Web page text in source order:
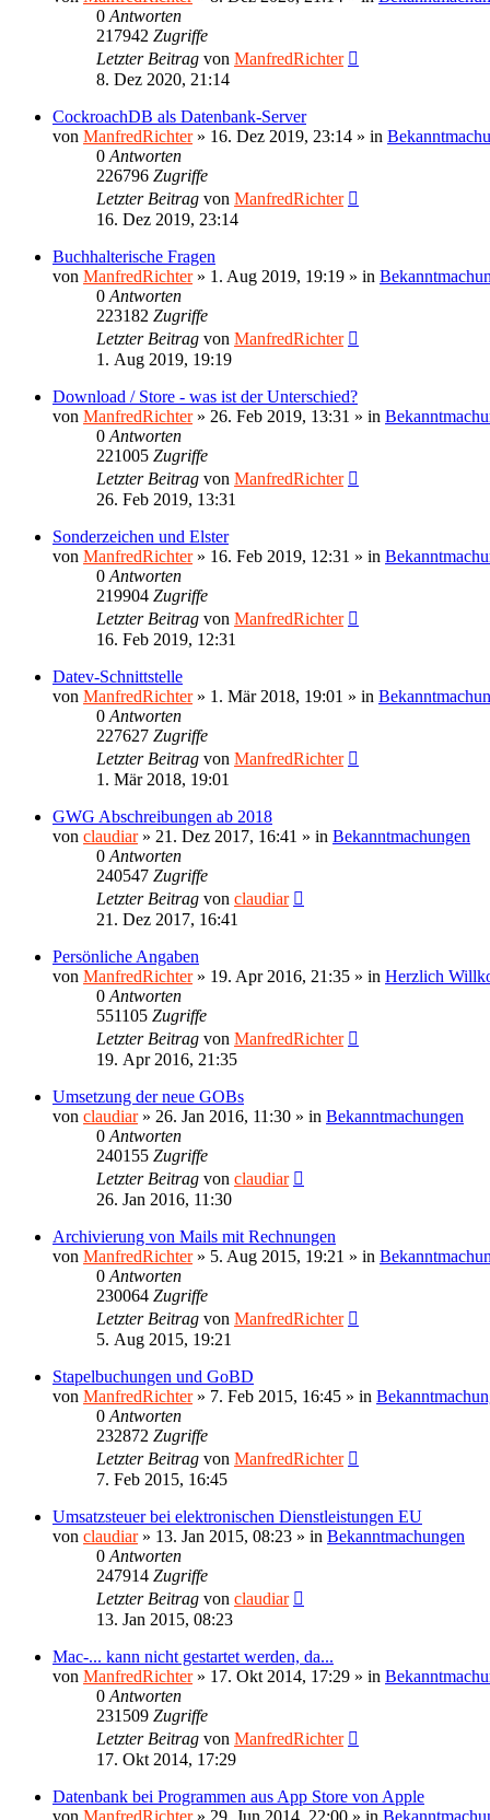
0 Antworten
217942 Zugriffe
Letzter Beitrag von ManfredRichter
8. Dez 2020, 21:14
CockroachDB als Datenbank-Server
von ManfredRichter» 16. Dez 2019, 23:14 » in
0 Antworten
226796 Zugriffe
Letzter Beitrag von ManfredRichter
16. Dez 2019, 23:14
Buchhalterische Fragen
von ManfredRichter» 1. Aug 2019, 19:19 » in
0 Antworten
223182 Zugriffe
Letzter Beitrag von ManfredRichter
1. Aug 2019, 19:19
Download / Store - was ist der Unterschied?
von ManfredRichter» 26. Feb 2019, 13:31 » in
0 Antworten
221005 Zugriffe
Letzter Beitrag von ManfredRichter
26. Feb 2019, 13:31
Sonderzeichen und Elster
von ManfredRichter» 16. Feb 2019, 12:31 » in
0 Antworten
219904 Zugriffe
Letzter Beitrag von ManfredRichter
16. Feb 2019, 12:31
Datev-Schnittstelle
von ManfredRichter» 1. Mär 2018, 19:01 » in
0 Antworten
227627 Zugriffe
Letzter Beitrag von ManfredRichter
1. Mär 2018, 19:01
GWG Abschreibungen ab 2018
von claudiar» 21. Dez 2017, 16:41 » in Bekanntmachungen
0 Antworten
240547 Zugriffe
Letzter Beitrag von claudiar
21. Dez 2017, 16:41
Persönliche Angaben
von ManfredRichter» 19. Apr 2016, 21:35 » in Herzlich
0 Antworten
551105 Zugriffe
Letzter Beitrag von ManfredRichter
19. Apr 2016, 21:35
Umsetzung der neue GOBs
von claudiar» 26. Jan 2016, 11:30 » in Bekanntmachungen
0 Antworten
240155 Zugriffe
Letzter Beitrag von claudiar
26. Jan 2016, 11:30
Archivierung von Mails mit Rechnungen
von ManfredRichter» 5. Aug 2015, 19:21 » in
0 Antworten
230064 Zugriffe
Letzter Beitrag von ManfredRichter
5. Aug 2015, 19:21
Stapelbuchungen und GoBD
von ManfredRichter» 7. Feb 2015, 16:45 » in
0 Antworten
232872 Zugriffe
Letzter Beitrag von ManfredRichter
7. Feb 2015, 16:45
Umsatzsteuer bei elektronischen Dienstleistungen EU
von claudiar» 13. Jan 2015, 08:23 » in Bekanntmachungen
0 Antworten
247914 Zugriffe
Letzter Beitrag von claudiar
13. Jan 2015, 08:23
Mac-... kann nicht gestartet werden, da...
von ManfredRichter» 17. Okt 2014, 17:29 » in
0 Antworten
231509 Zugriffe
Letzter Beitrag von ManfredRichter
17. Okt 2014, 17:29
Datenbank bei Programmen aus App Store von Apple
von ManfredRichter» 29. Jun 2014, 22:00 » in